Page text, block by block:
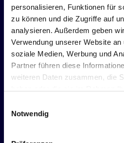
personalisieren, Funktionen für
zu können und die Zugriffe auf
analysieren. Außerdem geben
Verwendung unserer Website
soziale Medien, Werbung und
Partner führen diese
weiteren Daten zusammen, die
Notwendig
Conversational
Wir analysieren, wie
Sprache Fragen stellen,